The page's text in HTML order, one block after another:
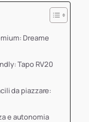
Dreame
Tapo RV20
da piazzare:
e autonomia